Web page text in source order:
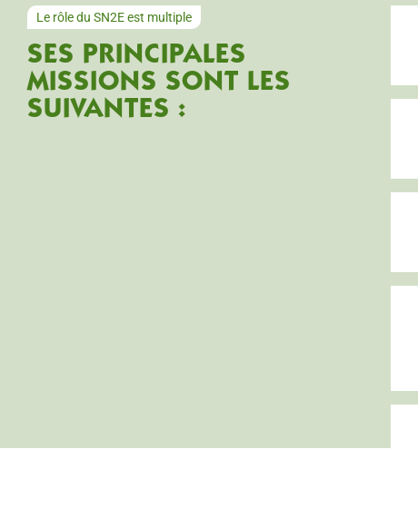
Le rôle du SN2E est multiple
SES PRINCIPALES
MISSIONS SONT LES
SUIVANTES :